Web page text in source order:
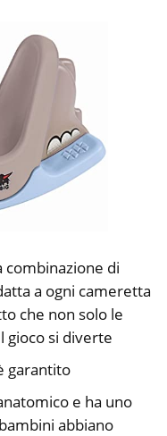
combinazione di
a ogni cameretta
che non solo le
gioco si diverte
garantito
e ha uno
abbiano